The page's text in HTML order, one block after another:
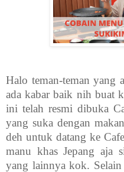
Halo teman-teman yang
ada kabar baik nih buat
ini telah resmi dibuka
yang suka dengan
deh untuk datang ke
manu khas Jepang aja
yang lainnya kok. Selain